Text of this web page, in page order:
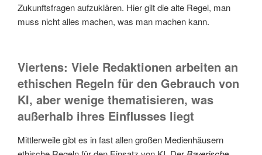
Zukunftsfragen aufzuklären. Hier gilt die alte Regel, man
muss nicht alles machen, was man machen kann.
Viertens: Viele Redaktionen arbeiten an
ethischen Regeln für den Gebrauch von
KI, aber wenige thematisieren, was
außerhalb ihres Einflusses liegt
Mittlerweile gibt es in fast allen großen Medienhäusern